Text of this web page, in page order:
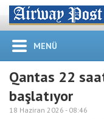
MENÜ
Qantas 22
başlatıyor
18 Haziran 2026 - 08:46